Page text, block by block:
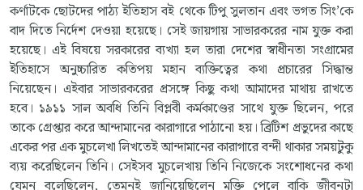
কর্ণাটকে ছোটদের পাঠ্য ইতিহাস বই থেকে টিপু সুলতান এবং ভগত সিং’কে
বাদ দিতে নির্দেশ দেওয়া হয়েছে। সেই জায়গায় সাভারকরের নাম যুক্ত করা
হয়েছে। এই বিষয়ে সরকারের ব্যখ্যা হল তারা দেশের স্বাধীনতা সংগ্রামের
ইতিহাসে অনুচ্চারিত কতিপয় মহান ব্যক্তিত্বের কথা প্রচারের সিদ্ধান্ত
নিয়েছেন। এইবার সাভারকরের প্রসঙ্গে কিছু কথা আমাদের মাথায় রাখতে
হবে। ১৯১১ সাল অবধি তিনি বিপ্লবী কর্মকাণ্ডের সাথে যুক্ত ছিলেন, পরে
তাকে গ্রেপ্তার করে আন্দামানের কারাগারে পাঠানো হয়। ব্রিটিশ প্রভুদের কাছে
একের পর এক মুচলেখা লিখতেই আন্দামানের কারাগারে বন্দী থাকার সময়টুকু
ব্যয় করেছিলেন তিনি। সেইসব মুচলেখায় তিনি নিজেকে সংশোধনের কথা